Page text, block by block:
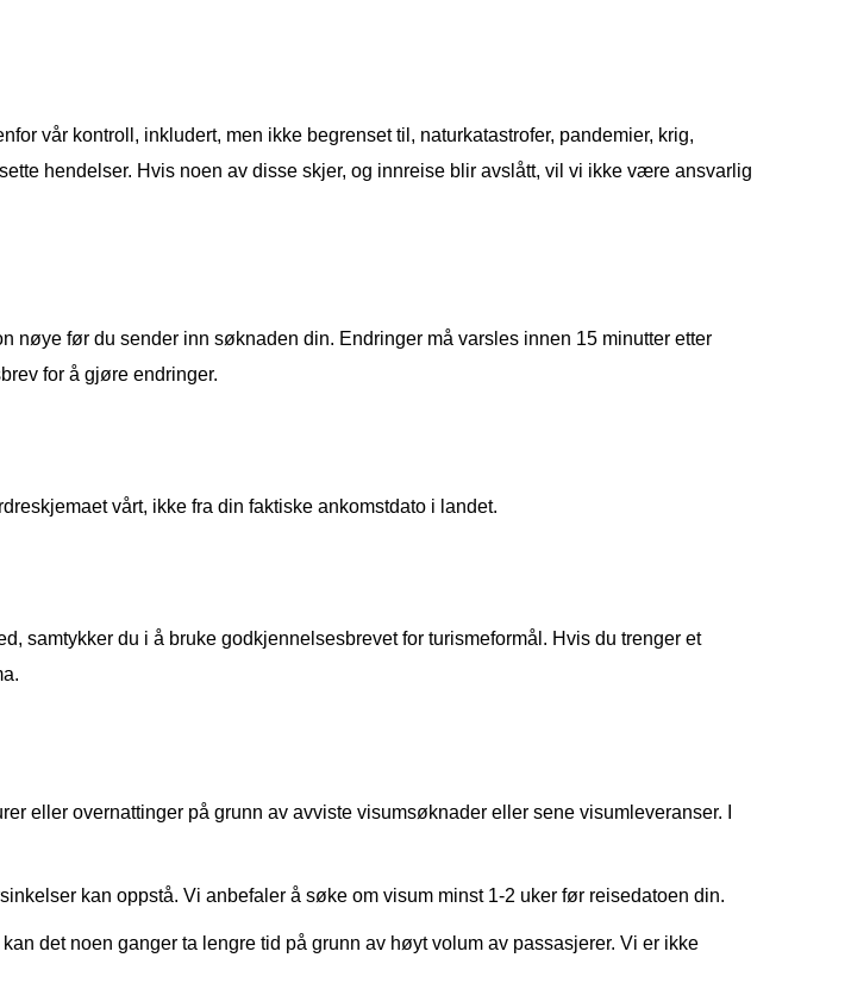
vår kontroll, inkludert, men ikke begrenset til, naturkatastrofer, pandemier, krig,
hendelser. Hvis noen av disse skjer, og innreise blir avslått, vil vi ikke være ansvarlig
nøye før du sender inn søknaden din. Endringer må varsles innen 15 minutter etter
for å gjøre endringer.
vårt, ikke fra din faktiske ankomstdato i landet.
samtykker du i å bruke godkjennelsesbrevet for turismeformål. Hvis du trenger et
eller overnattinger på grunn av avviste visumsøknader eller sene visumleveranser. I
kan oppstå. Vi anbefaler å søke om visum minst 1-2 uker før reisedatoen din.
det noen ganger ta lengre tid på grunn av høyt volum av passasjerer. Vi er ikke